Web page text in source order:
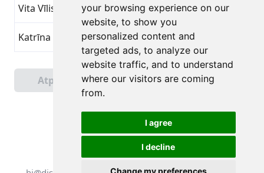
your browsing experience on our
website, to show you
personalized content and
targeted ads, to analyze our
website traffic, and to understand
where our visitors are coming
from.
I agree
I decline
Change my preferences
Vita Vīlistere Mazs soļu ieguvums 8
Katrīna Kalniņa Mazs soļu ieguvums
Atpakaļ
Lapa 1 no 4
Tālāk
Visas tiesības aizsargātas. DistantRace